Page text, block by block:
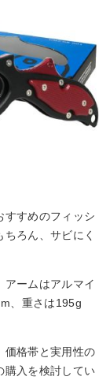
すすめのフィッシ
ろん、サビにく
アームはアルマイ
、重さは195g
価格帯と実用性の
購入を検討してい